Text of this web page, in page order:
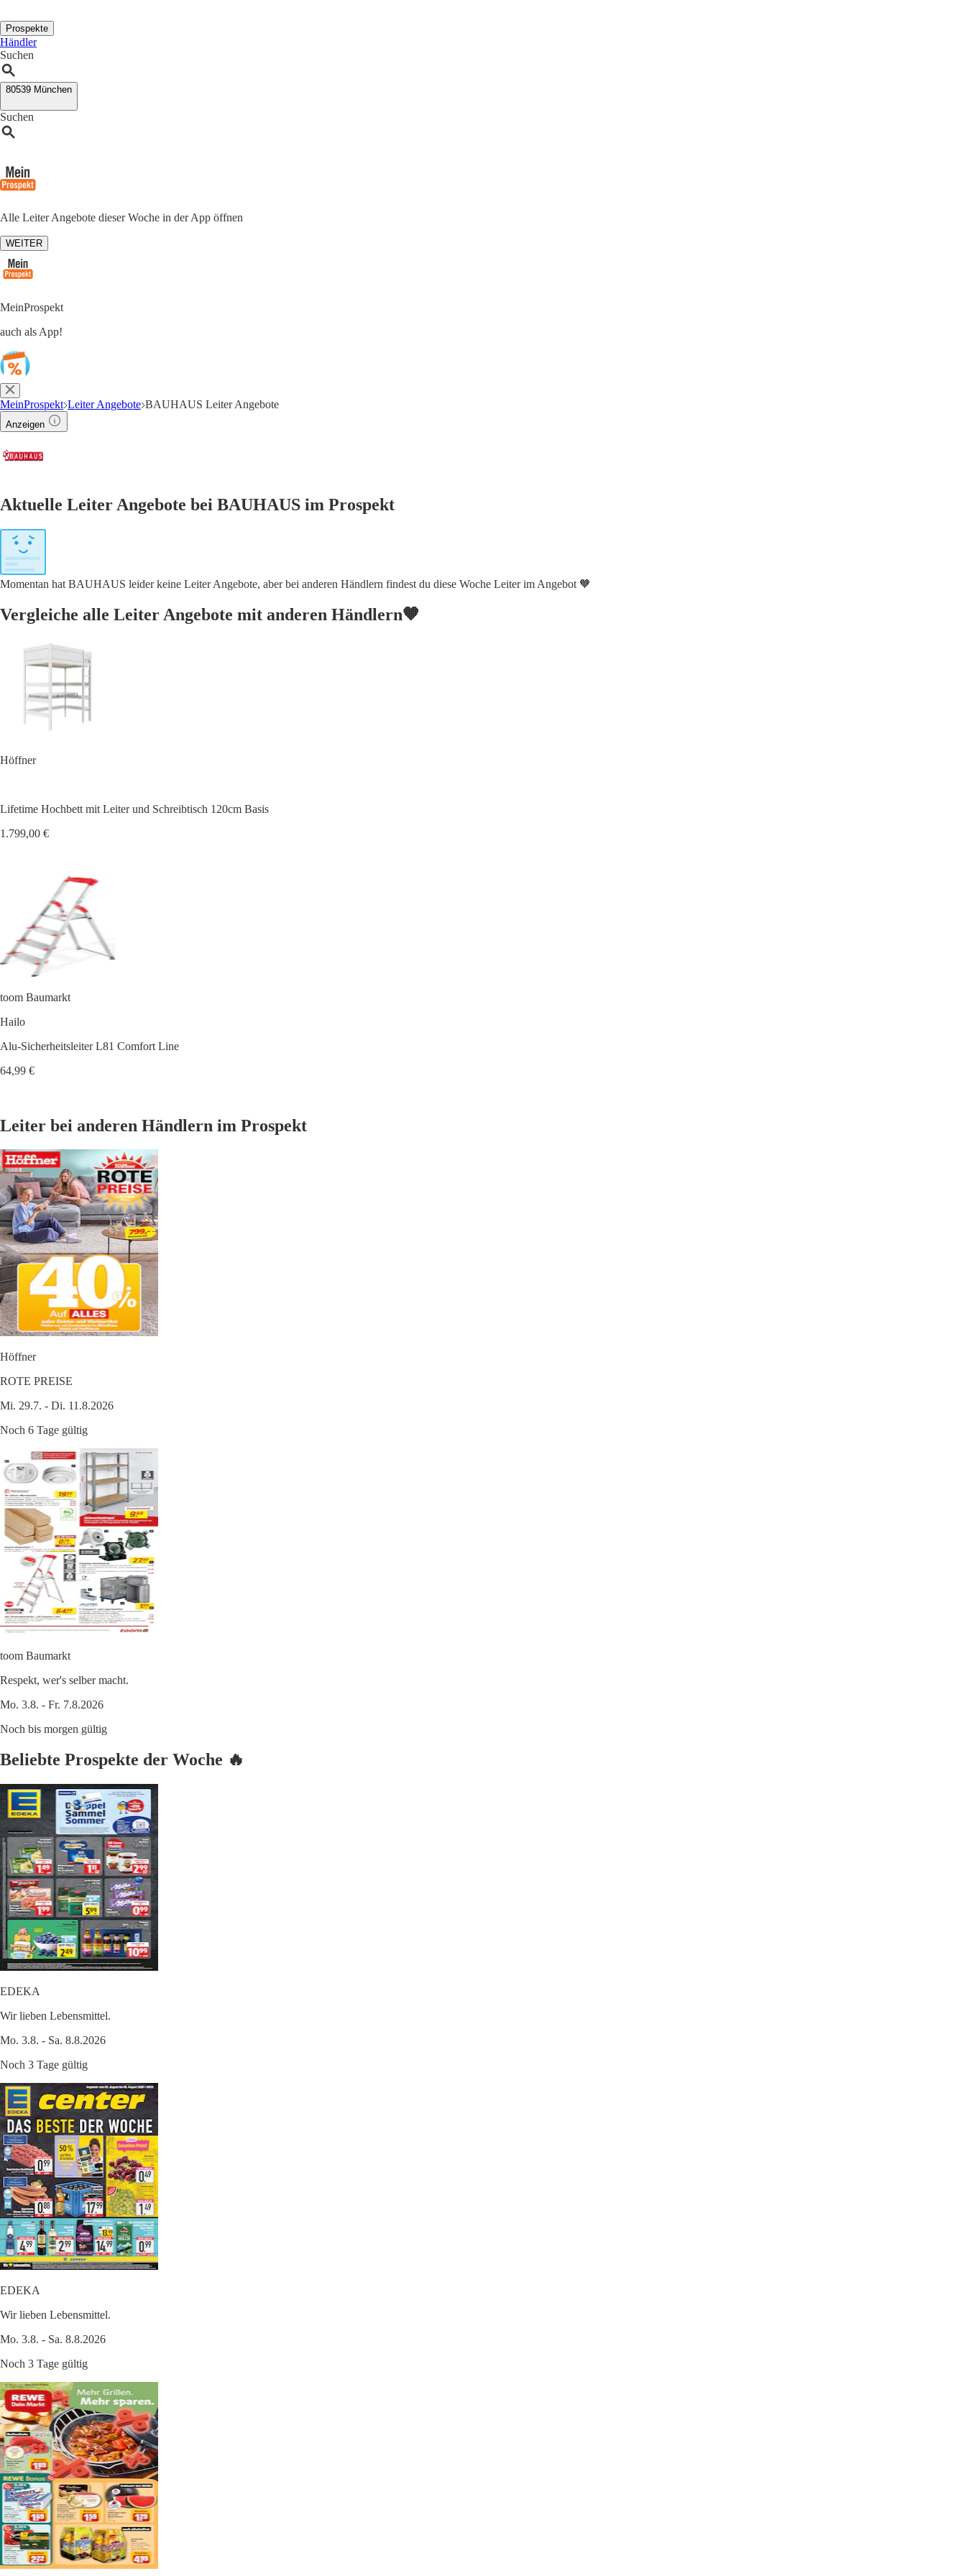
Prospekte
Händler
Suchen
80539 München
Suchen
Alle Leiter Angebote dieser Woche in der App öffnen
WEITER
MeinProspekt
auch als App!
MeinProspekt Leiter Angebote BAUHAUS Leiter Angebote
Anzeigen
Aktuelle Leiter Angebote bei BAUHAUS im Prospekt
Momentan hat BAUHAUS leider keine Leiter Angebote, aber bei anderen Händlern findest du diese Woche Leiter im Angebot 🧡
Vergleiche alle Leiter Angebote mit anderen Händlern🧡
Höffner
Lifetime Hochbett mit Leiter und Schreibtisch 120cm Basis
1.799,00 €
toom Baumarkt
Hailo
Alu-Sicherheitsleiter L81 Comfort Line
64,99 €
Leiter bei anderen Händlern im Prospekt
Höffner
ROTE PREISE
Mi. 29.7. - Di. 11.8.2026
Noch 6 Tage gültig
toom Baumarkt
Respekt, wer's selber macht.
Mo. 3.8. - Fr. 7.8.2026
Noch bis morgen gültig
Beliebte Prospekte der Woche 🔥
EDEKA
Wir lieben Lebensmittel.
Mo. 3.8. - Sa. 8.8.2026
Noch 3 Tage gültig
EDEKA
Wir lieben Lebensmittel.
Mo. 3.8. - Sa. 8.8.2026
Noch 3 Tage gültig